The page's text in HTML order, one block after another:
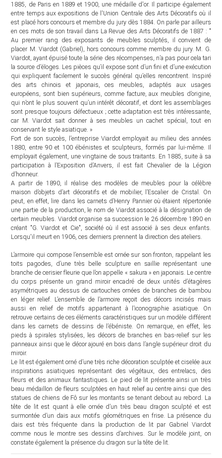
1885, de Paris en 1889 et 1900, une médaille d'or. Il participe également
entre temps aux expositions de l'Union Centrale des Arts Décoratifs où il
est placé hors concours et membre du jury dès 1884. On parle par ailleurs
en ces mots de son travail dans La Revue des Arts Décoratifs de 1887 : "
Au premier rang des exposants de meubles sculptés, il convient de
placer M. Viardot (Gabriel), hors concours comme membre du jury. M. G.
Viardot, ayant épuisé toute la série des récompenses, n’a pas pour cela tari
la source d’éloges. Les pièces qu’il expose sont d’un fini et d’une exécution
qui expliquent facilement le succès général qu’elles rencontrent. Inspiré
des arts chinois et japonais, ces meubles, adaptés aux usages
européens, sont bien supérieurs, comme facture, aux meubles d’origine,
qui n’ont le plus souvent qu’un intérêt décoratif, et dont les assemblages
sont presque toujours défectueux ; cette adaptation est très intéressante,
car M. Viardot sait donner à ses meubles un cachet spécial, tout en
conservant le style asiatique. »
Fort de son succès, l’entreprise Viardot employait au milieu des années
1880, entre 90 et 100 ébénistes et sculpteurs, formés par lui-même. Il
employait également, une vingtaine de sous traitants. En 1885, suite à sa
participation à l’Exposition d’Anvers, il est fait Chevalier de la Légion
d’honneur.
A partir de 1890, il réalise des modèles de meubles pour la célèbre
maison d’objets d’art décoratifs et de mobilier, l’Escalier de Cristal. On
peut, en effet, lire dans les carnets d’Henry Pannier où étaient répertoriée
une partie de la production, le nom de Viardot associé à la désignation de
certain meubles. Viardot organise sa succession le 26 décembre 1890 en
créant "G. Viardot et Cie", société où il est associé à ses deux enfants.
Lorsqu'il meurt en 1906, ces derniers prennent la direction des ateliers.
L’armoire qui compose l’ensemble est ornée sur son fronton, rappelant les
toits pagodes, d’une très belle sculpture en saillie représentant une
branche de cerisier fleurie que l’on appelle « sakura » en japonais. Le centre
du corps présente un grand miroir encadré de deux unités d’étagères
asymétriques au dessus de cartouches ornées de branches de bambou
en léger relief. L’ensemble de l’armoire reçoit des décors incisés mais
aussi en relief de motifs appartenant à l’iconographie asiatique. On
retrouve certains de ces éléments caractéristiques sur un modèle différent
dans les carnets de dessins de l’ébéniste. On remarque, en effet, les
pieds à spirales stylisées, les décors de branches en bas-relief sur les
panneaux ainsi que le décor ajouré en bois dans l’angle supérieur droit du
miroir.
Le lit est également orné d’une très riche décoration sculptée et ciselée aux
inspirations asiatiques représentant des végétaux, des entrelacs, des
fleurs et des animaux fantastiques. Le pied de lit présente ainsi un très
beau médaillon de fleurs sculptées en haut relief au centre ainsi que des
statues de chiens de Fô sur les montants se tenant debout au rebord. La
tête de lit est quant à elle ornée d’un très beau dragon sculpté et est
surmontée d’un dais aux motifs géométriques en frise. La présence du
dais est très fréquente dans la production de lit par Gabriel Viardot
comme nous le montre ses dessins d’archives. Sur le modèle joint, on
constate également la présence du dragon sur la tête de lit.